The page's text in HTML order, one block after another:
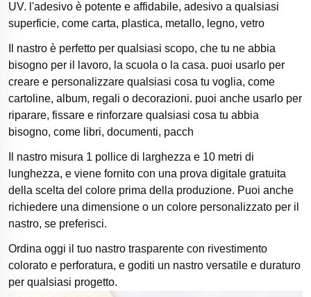
UV. l'adesivo è potente e affidabile, adesivo a qualsiasi
superficie, come carta, plastica, metallo, legno, vetro
Il nastro è perfetto per qualsiasi scopo, che tu ne abbia
bisogno per il lavoro, la scuola o la casa. puoi usarlo per
creare e personalizzare qualsiasi cosa tu voglia, come
cartoline, album, regali o decorazioni. puoi anche usarlo per
riparare, fissare e rinforzare qualsiasi cosa tu abbia
bisogno, come libri, documenti, pacch
Il nastro misura 1 pollice di larghezza e 10 metri di
lunghezza, e viene fornito con una prova digitale gratuita
della scelta del colore prima della produzione. Puoi anche
richiedere una dimensione o un colore personalizzato per il
nastro, se preferisci.
Ordina oggi il tuo nastro trasparente con rivestimento
colorato e perforatura, e goditi un nastro versatile e duraturo
per qualsiasi progetto.